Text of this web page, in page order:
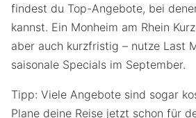
findest du Top-Angebote, bei
kannst. Ein Monheim am Rhein
aber auch kurzfristig – nutze Last
saisonale Specials im September.
Tipp: Viele Angebote sind sogar
Plane deine Reise jetzt schon für